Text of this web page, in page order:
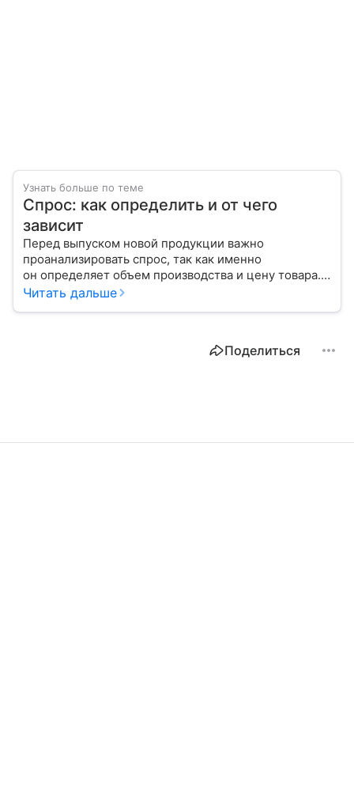
Узнать больше по теме
Спрос: как определить и от чего
зависит
Перед выпуском новой продукции важно
проанализировать спрос, так как именно
он определяет объем производства и цену товара.
С помощью эксперта расскажем, как рассчитать
Читать дальше
Поделиться